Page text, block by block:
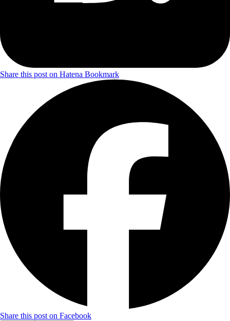
Share this post on Hatena Bookmark
Share this post on Facebook